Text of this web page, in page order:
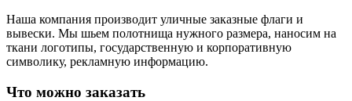
Наша компания производит уличные заказные флаги и
вывески. Мы шьем полотнища нужного размера, наносим на
ткани логотипы, государственную и корпоративную
символику, рекламную информацию.
Что можно заказать